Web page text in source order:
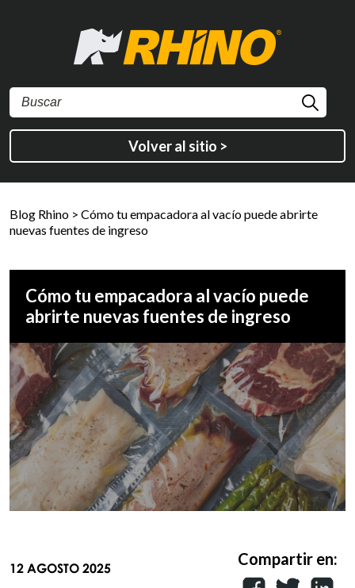
Volver al sitio >
Blog Rhino > Cómo tu empacadora al vacío puede abrirte
nuevas fuentes de ingreso
Cómo tu empacadora al vacío puede
abrirte nuevas fuentes de ingreso
12 AGOSTO 2025 Compartir en: